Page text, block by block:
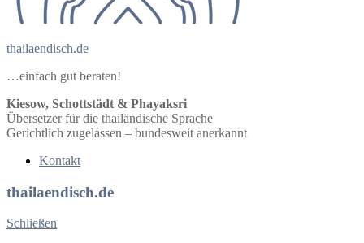
thailaendisch.de
…einfach gut beraten!
Kiesow, Schottstädt & Phayaksri
Übersetzer für die thailändische Sprache
Gerichtlich zugelassen – bundesweit anerkannt
Kontakt
thailaendisch.de
Schließen